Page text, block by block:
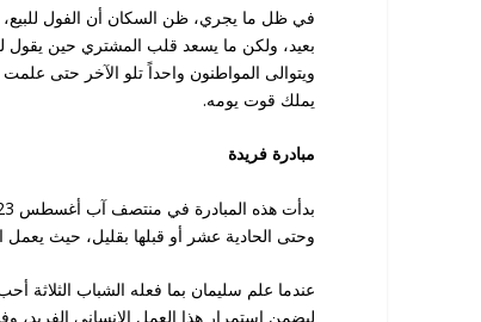
في ظل ما يجري، ظن السكان أن الفول للبيع،
بعيد، ولكن ما يسعد قلب المشتري حين يقول له
ويتوالى المواطنون واحداً تلو الآخر حتى
يملك قوت يومه.
مبادرة فريدة
وحتى الحادية عشر أو قبلها بقليل، حيث يعمل
عندما علم سليمان بما فعله الشباب الثلاثة
ليضمن استمرار هذا العمل الإنساني الفريد،